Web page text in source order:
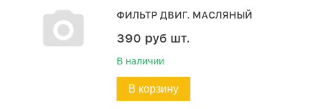
ФИЛЬТР ДВИГ. МАСЛЯНЫЙ
390 руб шт.
В наличии
В корзину